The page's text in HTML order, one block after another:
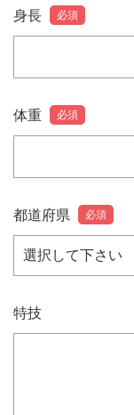
身長 必須
体重 必須
都道府県 必須
特技